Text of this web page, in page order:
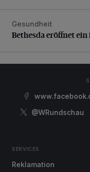
Bethesda eröffnet ein
Gesundheit
Bethesda eröffnet
@WRundschau
SERVICES
Reklamation